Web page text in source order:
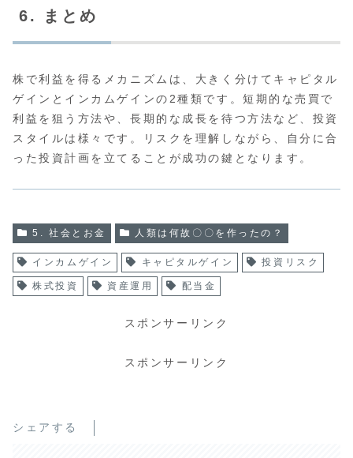
6. まとめ
株で利益を得るメカニズムは、大きく分けてキャピタル
ゲインとインカムゲインの2種類です。短期的な売買で
利益を狙う方法や、長期的な成長を待つ方法など、投資
スタイルは様々です。リスクを理解しながら、自分に合
った投資計画を立てることが成功の鍵となります。
5. 社会とお金 人類は何故〇〇を作ったの？
インカムゲイン キャピタルゲイン 投資リスク
株式投資 資産運用 配当金
スポンサーリンク
スポンサーリンク
シェアする